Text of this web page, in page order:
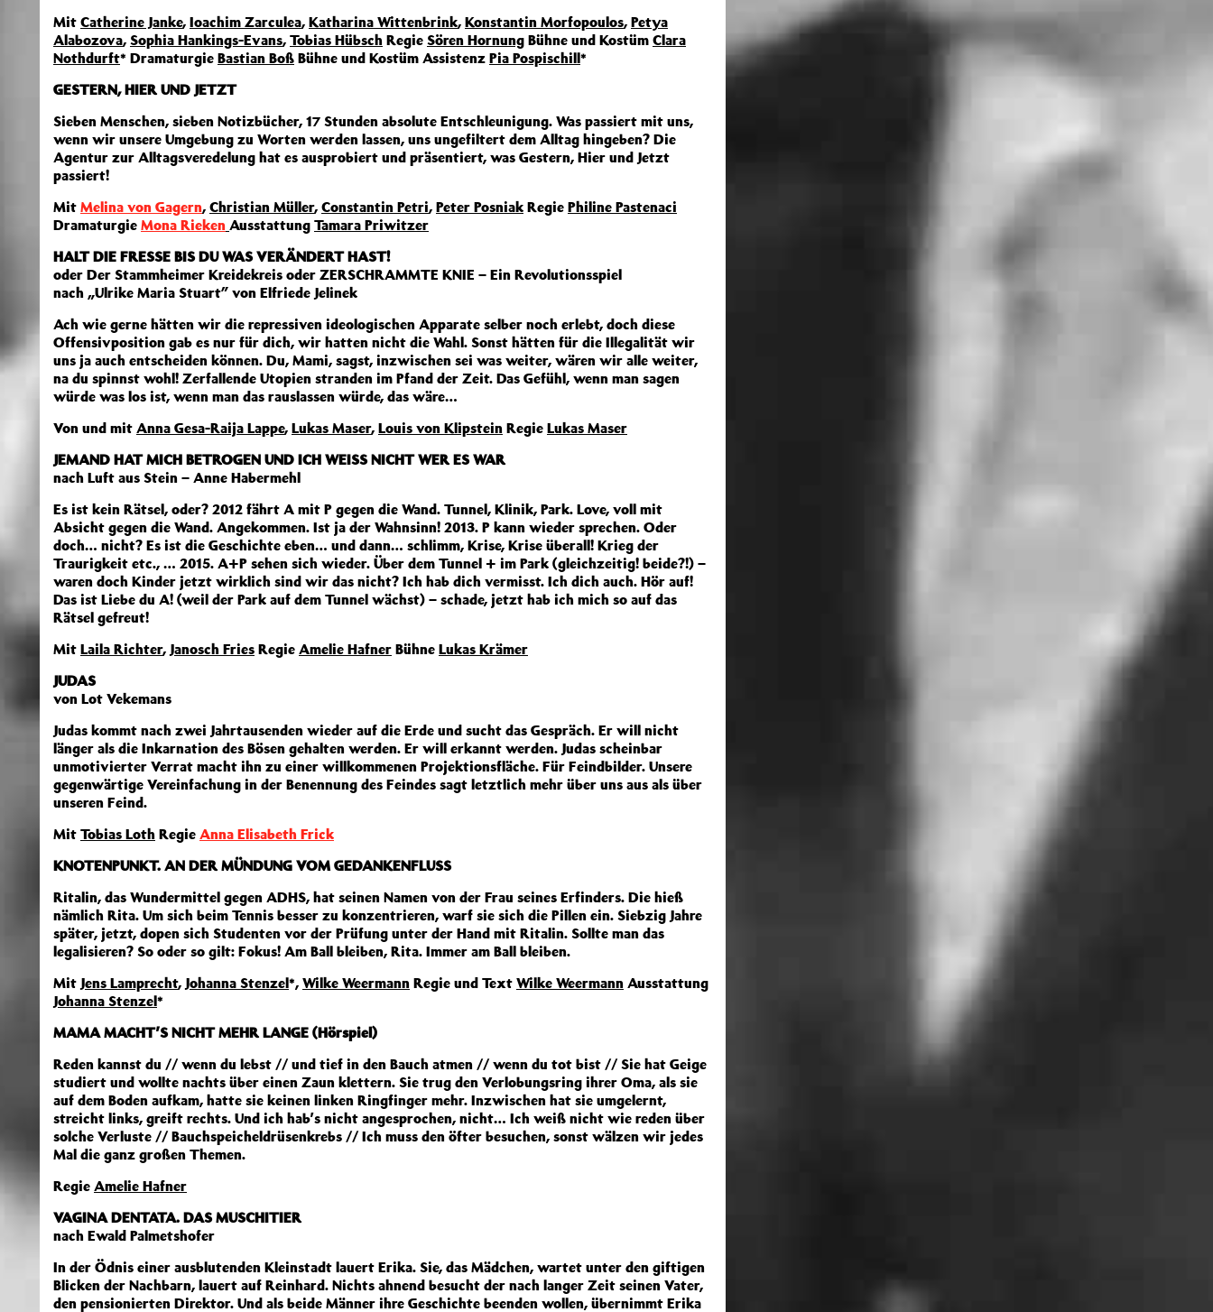
Mit Catherine Janke, Ioachim Zarculea, Katharina Wittenbrink, Konstantin Morfopoulos, Petya
Alabozova, Sophia Hankings-Evans, Tobias Hübsch Regie Sören Hornung Bühne und Kostüm Clara
Nothdurft* Dramaturgie Bastian Boß Bühne und Kostüm Assistenz Pia Pospischill*
GESTERN, HIER UND JETZT
Sieben Menschen, sieben Notizbücher, 17 Stunden absolute Entschleunigung. Was passiert mit uns,
wenn wir unsere Umgebung zu Worten werden lassen, uns ungefiltert dem Alltag hingeben? Die
Agentur zur Alltagsveredelung hat es ausprobiert und präsentiert, was Gestern, Hier und Jetzt
passiert!
Mit Melina von Gagern, Christian Müller, Constantin Petri, Peter Posniak Regie Philine Pastenaci
Dramaturgie Mona Rieken Ausstattung Tamara Priwitzer
HALT DIE FRESSE BIS DU WAS VERÄNDERT HAST!
oder Der Stammheimer Kreidekreis oder ZERSCHRAMMTE KNIE – Ein Revolutionsspiel
nach „Ulrike Maria Stuart” von Elfriede Jelinek
Ach wie gerne hätten wir die repressiven ideologischen Apparate selber noch erlebt, doch diese
Offensivposition gab es nur für dich, wir hatten nicht die Wahl. Sonst hätten für die Illegalität wir
uns ja auch entscheiden können. Du, Mami, sagst, inzwischen sei was weiter, wären wir alle weiter,
na du spinnst wohl! Zerfallende Utopien stranden im Pfand der Zeit. Das Gefühl, wenn man sagen
würde was los ist, wenn man das rauslassen würde, das wäre…
Von und mit Anna Gesa-Raija Lappe, Lukas Maser, Louis von Klipstein Regie Lukas Maser
JEMAND HAT MICH BETROGEN UND ICH WEISS NICHT WER ES WAR
nach Luft aus Stein – Anne Habermehl
Es ist kein Rätsel, oder? 2012 fährt A mit P gegen die Wand. Tunnel, Klinik, Park. Love, voll mit
Absicht gegen die Wand. Angekommen. Ist ja der Wahnsinn! 2013. P kann wieder sprechen. Oder
doch… nicht? Es ist die Geschichte eben… und dann… schlimm, Krise, Krise überall! Krieg der
Traurigkeit etc., … 2015. A+P sehen sich wieder. Über dem Tunnel + im Park (gleichzeitig! beide?!) –
waren doch Kinder jetzt wirklich sind wir das nicht? Ich hab dich vermisst. Ich dich auch. Hör auf!
Das ist Liebe du A! (weil der Park auf dem Tunnel wächst) – schade, jetzt hab ich mich so auf das
Rätsel gefreut!
Mit Laila Richter, Janosch Fries Regie Amelie Hafner Bühne Lukas Krämer
JUDAS
von Lot Vekemans
Judas kommt nach zwei Jahrtausenden wieder auf die Erde und sucht das Gespräch. Er will nicht
länger als die Inkarnation des Bösen gehalten werden. Er will erkannt werden. Judas scheinbar
unmotivierter Verrat macht ihn zu einer willkommenen Projektionsfläche. Für Feindbilder. Unsere
gegenwärtige Vereinfachung in der Benennung des Feindes sagt letztlich mehr über uns aus als über
unseren Feind.
Mit Tobias Loth Regie Anna Elisabeth Frick
KNOTENPUNKT. AN DER MÜNDUNG VOM GEDANKENFLUSS
Ritalin, das Wundermittel gegen ADHS, hat seinen Namen von der Frau seines Erfinders. Die hieß
nämlich Rita. Um sich beim Tennis besser zu konzentrieren, warf sie sich die Pillen ein. Siebzig Jahre
später, jetzt, dopen sich Studenten vor der Prüfung unter der Hand mit Ritalin. Sollte man das
legalisieren? So oder so gilt: Fokus! Am Ball bleiben, Rita. Immer am Ball bleiben.
Mit Jens Lamprecht, Johanna Stenzel*, Wilke Weermann Regie und Text Wilke Weermann Ausstattung
Johanna Stenzel*
MAMA MACHT’S NICHT MEHR LANGE (Hörspiel)
Reden kannst du // wenn du lebst // und tief in den Bauch atmen // wenn du tot bist // Sie hat Geige
studiert und wollte nachts über einen Zaun klettern. Sie trug den Verlobungsring ihrer Oma, als sie
auf dem Boden aufkam, hatte sie keinen linken Ringfinger mehr. Inzwischen hat sie umgelernt,
streicht links, greift rechts. Und ich hab’s nicht angesprochen, nicht… Ich weiß nicht wie reden über
solche Verluste // Bauchspeicheldrüsenkrebs // Ich muss den öfter besuchen, sonst wälzen wir jedes
Mal die ganz großen Themen.
Regie Amelie Hafner
VAGINA DENTATA. DAS MUSCHITIER
nach Ewald Palmetshofer
In der Ödnis einer ausblutenden Kleinstadt lauert Erika. Sie, das Mädchen, wartet unter den giftigen
Blicken der Nachbarn, lauert auf Reinhard. Nichts ahnend besucht der nach langer Zeit seinen Vater,
den pensionierten Direktor. Und als beide Männer ihre Geschichte beenden wollen, übernimmt Erika